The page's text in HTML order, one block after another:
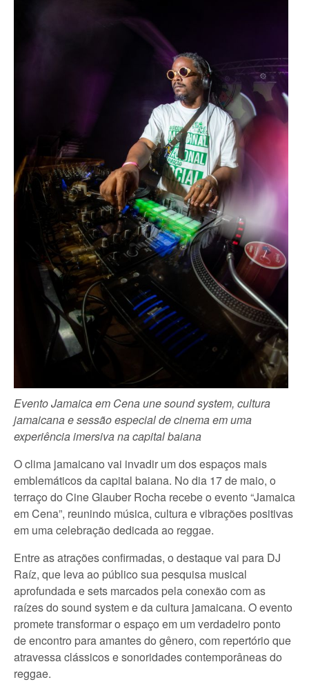
Evento Jamaica em Cena une sound system, cultura
jamaicana e sessão especial de cinema em uma
experiência imersiva na capital baiana
O clima jamaicano vai invadir um dos espaços mais
emblemáticos da capital baiana. No dia 17 de maio, o
terraço do Cine Glauber Rocha recebe o evento “Jamaica
em Cena”, reunindo música, cultura e vibrações positivas
em uma celebração dedicada ao reggae.
Entre as atrações confirmadas, o destaque vai para DJ
Raíz, que leva ao público sua pesquisa musical
aprofundada e sets marcados pela conexão com as
raízes do sound system e da cultura jamaicana. O evento
promete transformar o espaço em um verdadeiro ponto
de encontro para amantes do gênero, com repertório que
atravessa clássicos e sonoridades contemporâneas do
reggae.